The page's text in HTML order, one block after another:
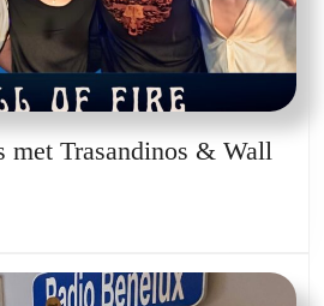
met Trasandinos & Wall